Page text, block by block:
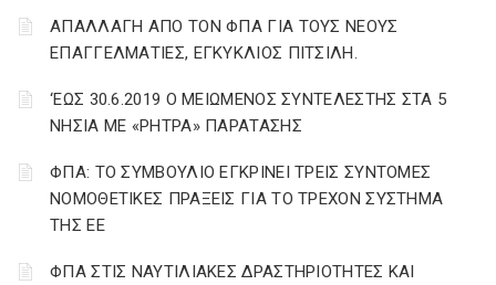
ΑΠΑΛΛΑΓΗ ΑΠΟ ΤΟΝ ΦΠΑ ΓΙΑ ΤΟΥΣ ΝΕΟΥΣ
ΕΠΑΓΓΕΛΜΑΤΙΕΣ, ΕΓΚΥΚΛΙΟΣ ΠΙΤΣΙΛΗ.
‘ΕΩΣ 30.6.2019 Ο ΜΕΙΩΜΕΝΟΣ ΣΥΝΤΕΛΕΣΤΗΣ ΣΤΑ 5
ΝΗΣΙΑ ΜΕ «ΡΗΤΡΑ» ΠΑΡΑΤΑΣΗΣ
ΦΠΑ: ΤΟ ΣΥΜΒΟΥΛΙΟ ΕΓΚΡΙΝΕΙ ΤΡΕΙΣ ΣΥΝΤΟΜΕΣ
ΝΟΜΟΘΕΤΙΚΕΣ ΠΡΑΞΕΙΣ ΓΙΑ ΤΟ ΤΡΕΧΟΝ ΣΥΣΤΗΜΑ
ΤΗΣ ΕΕ
ΦΠΑ ΣΤΙΣ ΝΑΥΤΙΛΙΑΚΕΣ ΔΡΑΣΤΗΡΙΟΤΗΤΕΣ ΚΑΙ